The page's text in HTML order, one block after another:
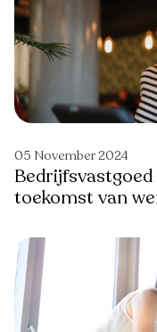
05 November 2024
toekomst van